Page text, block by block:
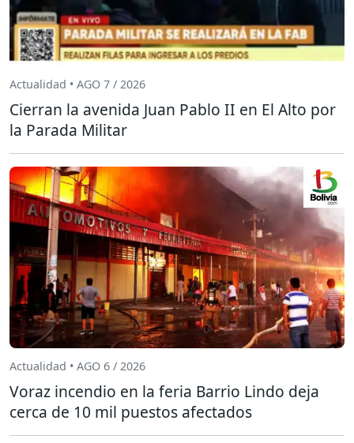
Actualidad • AGO 7 / 2026
Cierran la avenida Juan Pablo II en El Alto por
la Parada Militar
Actualidad • AGO 6 / 2026
Voraz incendio en la feria Barrio Lindo deja
cerca de 10 mil puestos afectados